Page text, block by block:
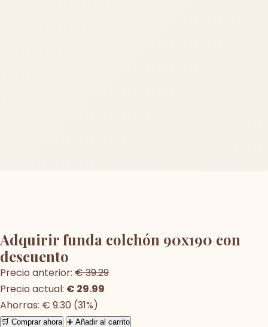
Adquirir funda colchón 90x190 con
descuento
Precio anterior: € 39.29
Precio actual: € 29.99
Ahorras: € 9.30 (31%)
🛒 Comprar ahora ➕ Añadir al carrito